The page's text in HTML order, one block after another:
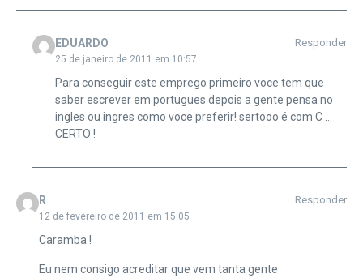
EDUARDO
25 de janeiro de 2011 em 10:57
Responder
Para conseguir este emprego primeiro voce tem que
saber escrever em portugues depois a gente pensa no
ingles ou ingres como voce preferir! sertooo é com C …
CERTO !
R
12 de fevereiro de 2011 em 15:05
Responder
Caramba !
Eu nem consigo acreditar que vem tanta gente